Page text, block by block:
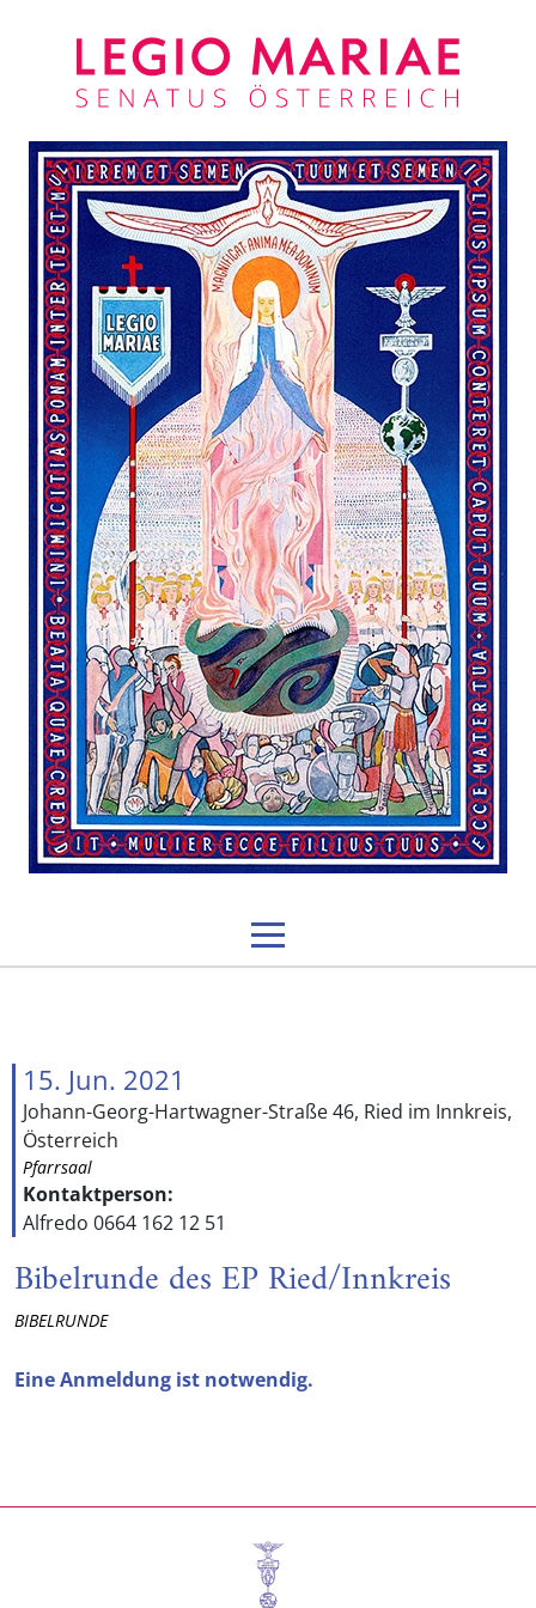
15. Jun. 2021
Johann-Georg-Hartwagner-Straße 46, Ried im Innkreis,
Österreich
Pfarrsaal
Kontaktperson:
Alfredo 0664 162 12 51
Bibelrunde des EP Ried/Innkreis
BIBELRUNDE
Eine Anmeldung ist notwendig.